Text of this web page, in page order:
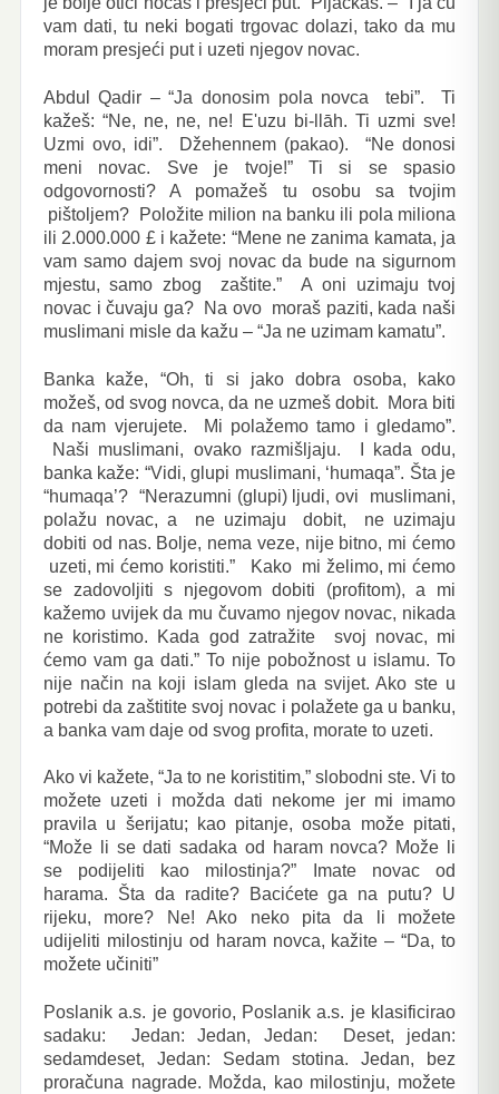
vam dati, tu neki bogati trgovac dolazi, tako da mu
moram presjeći put i uzeti njegov novac.
Abdul Qadir – “Ja donosim pola novca tebi”. Ti
kažeš: “Ne, ne, ne, ne! E'uzu bi-llāh. Ti uzmi sve!
Uzmi ovo, idi”. Džehennem (pakao). “Ne donosi
meni novac. Sve je tvoje!” Ti si se spasio
odgovornosti? A pomažeš tu osobu sa tvojim
pištoljem? Položite milion na banku ili pola miliona
ili 2.000.000 £ i kažete: “Mene ne zanima kamata, ja
vam samo dajem svoj novac da bude na sigurnom
mjestu, samo zbog zaštite.” A oni uzimaju tvoj
novac i čuvaju ga? Na ovo moraš paziti, kada naši
muslimani misle da kažu – “Ja ne uzimam kamatu”.
Banka kaže, “Oh, ti si jako dobra osoba, kako
možeš, od svog novca, da ne uzmeš dobit. Mora biti
da nam vjerujete. Mi polažemo tamo i gledamo”.
Naši muslimani, ovako razmišljaju. I kada odu,
banka kaže: “Vidi, glupi muslimani, ‘humaqa”. Šta je
“humaqa’? “Nerazumni (glupi) ljudi, ovi muslimani,
polažu novac, a ne uzimaju dobit, ne uzimaju
dobiti od nas. Bolje, nema veze, nije bitno, mi ćemo
uzeti, mi ćemo koristiti.” Kako mi želimo, mi ćemo
se zadovoljiti s njegovom dobiti (profitom), a mi
kažemo uvijek da mu čuvamo njegov novac, nikada
ne koristimo. Kada god zatražite svoj novac, mi
ćemo vam ga dati.” To nije pobožnost u islamu. To
nije način na koji islam gleda na svijet. Ako ste u
potrebi da zaštitite svoj novac i polažete ga u banku,
a banka vam daje od svog profita, morate to uzeti.
Ako vi kažete, “Ja to ne koristitim,” slobodni ste. Vi to
možete uzeti i možda dati nekome jer mi imamo
pravila u šerijatu; kao pitanje, osoba može pitati,
“Može li se dati sadaka od haram novca? Može li
se podijeliti kao milostinja?” Imate novac od
harama. Šta da radite? Bacićete ga na putu? U
rijeku, more? Ne! Ako neko pita da li možete
udijeliti milostinju od haram novca, kažite – “Da, to
možete učiniti”
Poslanik a.s. je govorio, Poslanik a.s. je klasificirao
sadaku: Jedan: Jedan, Jedan: Deset, jedan:
sedamdeset, Jedan: Sedam stotina. Jedan, bez
proračuna nagrade. Možda, kao milostinju, možete